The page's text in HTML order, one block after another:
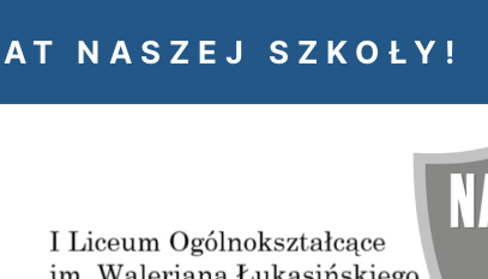
NASZEJ SZKOŁY!